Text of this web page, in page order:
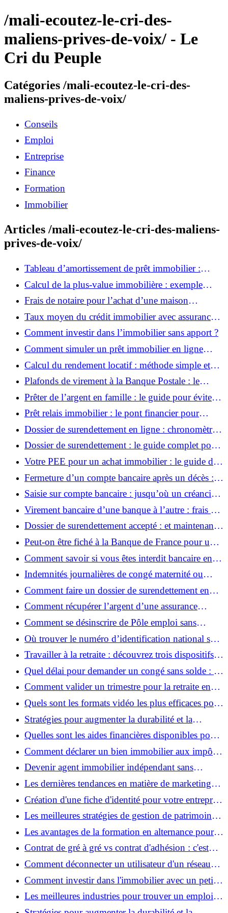
/mali-ecoutez-le-cri-des-
maliens-prives-de-voix/ - Le
Cri du Peuple
Catégories /mali-ecoutez-le-cri-des-
maliens-prives-de-voix/
Conseils
Emploi
Entreprise
Finance
Formation
Immobilier
Articles /mali-ecoutez-le-cri-des-maliens-
prives-de-voix/
Tableau d’amortissement de prêt immobilier :
comment trouver le meilleur taux ?
Calcul de la plus-value immobilière : exemple
simple et détaillé
Frais de notaire pour l’achat d’une maison
ancienne : comment les calculer ?
Taux moyen du crédit immobilier avec assurance :
à quoi s’attendre ?
Comment investir dans l’immobilier sans apport ?
Comment simuler un prêt immobilier en ligne
facilement ?
Calcul du rendement locatif : méthode simple et
exemple concret
Plafonds de virement à la Banque Postale : le
guide 2025 pour débloquer vos paiements
Prêter de l’argent en famille : le guide pour éviter
les pièges du fisc
Prêt relais immobilier : le pont financier pour
réussir votre projet d’achat-vente
Dossier de surendettement en ligne : chronomètre
en main, quels délais attendre ?
Dossier de surendettement : le guide complet pour
déposer votre demande
Votre PEE pour un achat immobilier : le guide du
déblocage anticipé
Fermeture d’un compte bancaire après un décès :
quels sont les délais légaux ? Le Cri du Peuple
Saisie sur compte bancaire : jusqu’où un créancier
peut-il aller ?
Virement bancaire d’une banque à l’autre : frais et
délais à la loupe
Dossier de surendettement accepté : et maintenant,
quelle est la suite ?
Peut-on être fiché à la Banque de France pour un
découvert ? Les réponses à vos questions
Comment savoir si vous êtes interdit bancaire en
ligne : vérifiez votre situation facilement
Indemnités journalières de congé maternité ou
retraite : quel impact sur vos droits ?
Comment faire un dossier de surendettement en
ligne ?
Comment récupérer l’argent d’une assurance
accident de la vie : vos droits et démarches
Comment se désinscrire de Pôle emploi sans
supprimer votre compte ?
Où trouver le numéro d’identification national sur
la nouvelle carte d’identité ou passeport ?
Travailler à la retraite : découvrez trois dispositifs à
ne pas manquer en 2025
Quel délai pour demander un congé sans solde : les
règles à connaître pour éviter les refus
Comment valider un trimestre pour la retraite en
2025 : ce qu’il faut savoir pour optimiser vos
droits
Quels sont les formats vidéo les plus efficaces pour
les réseaux sociaux en 2024 ?
Stratégies pour augmenter la durabilité et la
responsabilité sociale des entreprises : Un chemin
vers l'excellence
Quelles sont les aides financières disponibles pour
les retraités non-imposables ?
Comment déclarer un bien immobilier aux impôts :
Le guide exhaustif pour les propriétaires
Devenir agent immobilier indépendant sans
diplôme : étapes clés et conseils pratiques
Les dernières tendances en matière de marketing
numérique pour les petites entreprises
Création d'une fiche d'identité pour votre entreprise
: quels éléments inclure pour se démarquer ?
Les meilleures stratégies de gestion de patrimoine
pour les jeunes adultes
Les avantages de la formation en alternance pour
les étudiants et les entreprises
Contrat de gré à gré vs contrat d'adhésion : c'est
quoi la différence ?
Comment déconnecter un utilisateur d'un réseau
Wifi d'entreprise ?
Comment investir dans l'immobilier avec un petit
budget : meilleures stratégies
Les meilleures industries pour trouver un emploi
en période de récession